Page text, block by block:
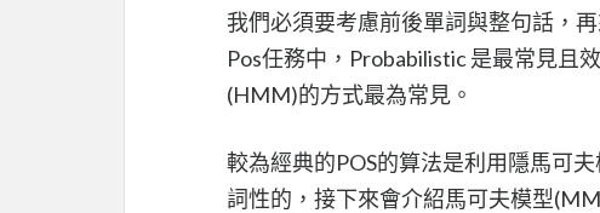
我們必須要考慮前後單詞與整句話，
Pos任務中，Probabilistic 是最常見且
(HMM)的方式最為常見。
較為經典的POS的算法是利用隱馬可
詞性的，接下來會介紹馬可夫模型